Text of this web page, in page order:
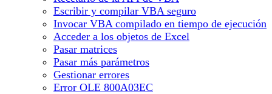
Escribir y compilar VBA seguro
Invocar VBA compilado en tiempo de ejecución
Acceder a los objetos de Excel
Pasar matrices
Pasar más parámetros
Gestionar errores
Error OLE 800A03EC